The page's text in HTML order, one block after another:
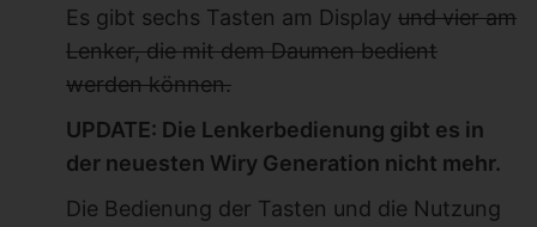
Es gibt sechs Tasten am Display und vier am
Lenker, die mit dem Daumen bedient
werden können.
UPDATE: Die Lenkerbedienung gibt es in
der neuesten Wiry Generation nicht mehr.
Die Bedienung der Tasten und die Nutzung